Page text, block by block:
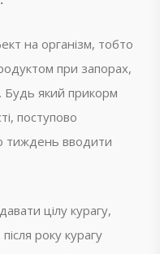
на організм, тобто
при запорах,
Будь який прикорм
поступово
тиждень вводити
цілу курагу,
року курагу